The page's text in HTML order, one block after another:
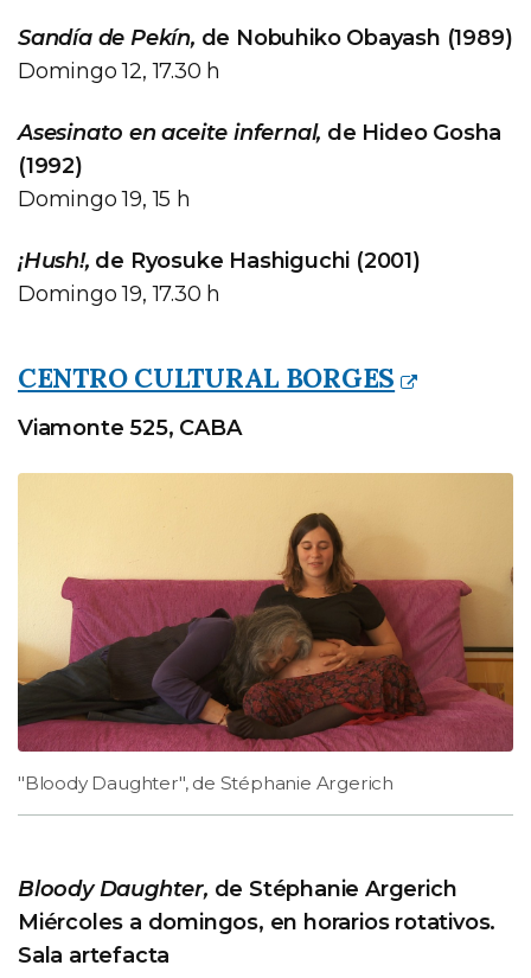
Sandía de Pekín, de Nobuhiko Obayash (1989)
Domingo 12, 17.30 h
Asesinato en aceite infernal, de Hideo Gosha
(1992)
Domingo 19, 15 h
¡Hush!, de Ryosuke Hashiguchi (2001)
Domingo 19, 17.30 h
CENTRO CULTURAL BORGES
Viamonte 525, CABA
"Bloody Daughter", de Stéphanie Argerich
Bloody Daughter, de Stéphanie Argerich
Miércoles a domingos, en horarios rotativos.
Sala artefacta